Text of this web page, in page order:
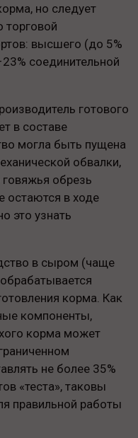
но следует
торговой
высшего (до 5%
соединительной
готового
в составе
могла быть пущена
обвалки,
говяжья обрезь
остаются в ходе
это узнать
в сыром (чаще
корма. Как
компоненты,
корма может
не более 35%
«теста», таковы
правильной работы